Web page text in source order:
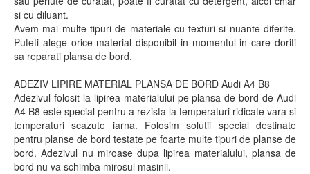
si cu diluant.
Avem mai multe tipuri de materiale cu texturi si nuante diferite.
Puteti alege orice material disponibil in momentul in care doriti
sa reparati plansa de bord.
ADEZIV LIPIRE MATERIAL PLANSA DE BORD Audi A4 B8
Adezivul folosit la lipirea materialului pe plansa de bord de Audi
A4 B8 este special pentru a rezista la temperaturi ridicate vara si
temperaturi scazute iarna. Folosim solutii special destinate
pentru planse de bord testate pe foarte multe tipuri de planse de
bord. Adezivul nu miroase dupa lipirea materialului, plansa de
bord nu va schimba mirosul masinii.